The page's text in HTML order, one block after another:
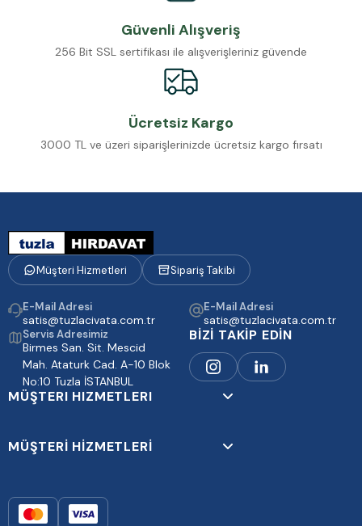
Güvenli Alışveriş
256 Bit SSL sertifikası ile alışverişleriniz güvende
Ücretsiz Kargo
3000 TL ve üzeri siparişlerinizde ücretsiz kargo fırsatı
Müşteri Hizmetleri Sipariş Takibi
E-Mail Adresi
satis@tuzlacivata.com.tr
E-Mail Adresi
satis@tuzlacivata.com.tr
Servis Adresimiz
Birmes San. Sit. Mescid
Mah. Ataturk Cad. A-10 Blok
No:10 Tuzla İSTANBUL
BİZİ TAKİP EDİN
MÜŞTERI HIZMETLERI
MÜŞTERİ HİZMETLERİ